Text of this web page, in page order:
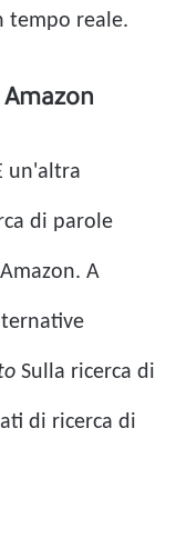
tempo reale.
un'altra
di parole
A
Sulla ricerca di
di ricerca di